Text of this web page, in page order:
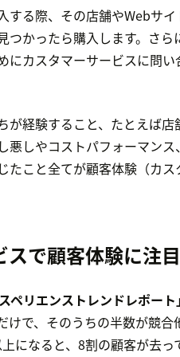
する際、その店舗やWebサ
つかったら購入します。さら
にカスタマーサービスに問
が経験すること、たとえば
悪しやコストパフォーマン
たこと全てが顧客体験（カ
で顧客体験に注
ペリエンストレンドレポート」
けで、そのうちの半数が競合
になると、8割の顧客が去っ